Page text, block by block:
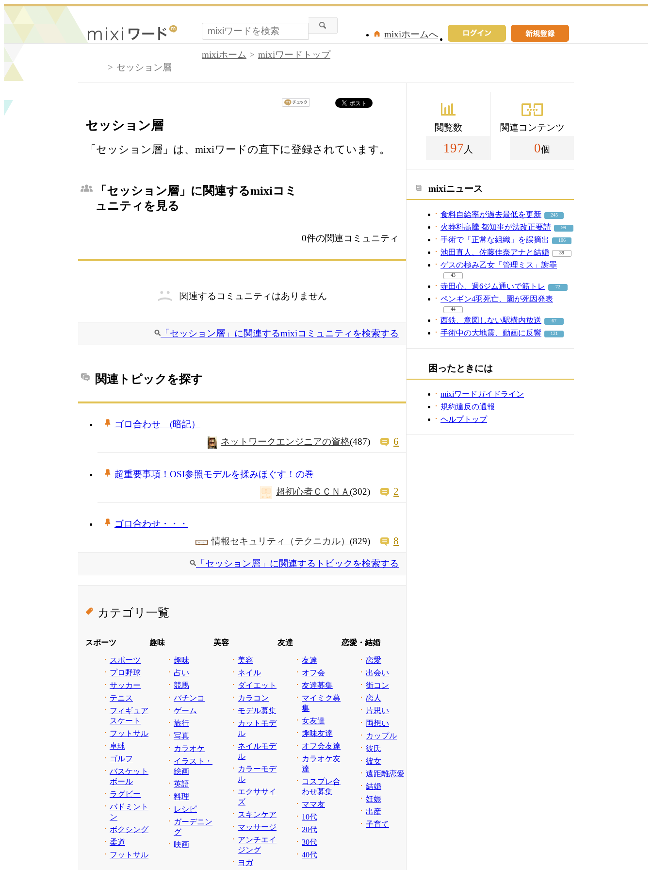
mixiホームへ
mixiホーム
mixiワードトップ
セッション層
セッション層
「セッション層」は、mixiワードの直下に登録されています。
「セッション層」に関連するmixiコミ
ュニティを見る
0件の関連コミュニティ
関連するコミュニティはありません
「セッション層」に関連するmixiコミュニティを検索する
関連トピックを探す
ゴロ合わせ (暗記）
ネットワークエンジニアの資格(487) 6
超重要事項！OSI参照モデルを揉みほぐす！の巻
超初心者ＣＣＮＡ(302) 2
ゴロ合わせ・・・
情報セキュリティ（テクニカル） (829) 8
「セッション層」に関連するトピックを検索する
カテゴリ一覧
スポーツ
スポーツ
プロ野球
サッカー
テニス
フィギュア
スケート
フットサル
卓球
ゴルフ
バスケット
ボール
ラグビー
バドミント
ン
ボクシング
柔道
フットサル
趣味
趣味
占い
競馬
パチンコ
ゲーム
旅行
写真
カラオケ
イラスト・
絵画
英語
料理
レシピ
ガーデニン
グ
映画
美容
美容
ネイル
ダイエット
カラコン
モデル募集
カットモデ
ル
ネイルモデ
ル
カラーモデ
ル
エクササイ
ズ
スキンケア
マッサージ
アンチエイ
ジング
ヨガ
友達
友達
オフ会
友達募集
マイミク募
集
女友達
趣味友達
オフ会友達
カラオケ友
達
コスプレ合
わせ募集
ママ友
10代
20代
30代
40代
恋愛・結婚
恋愛
出会い
街コン
恋人
片思い
両想い
カップル
彼氏
彼女
遠距離恋愛
結婚
妊娠
出産
子育て
閲覧数
197 人
関連コンテンツ
0個
mixiニュース
食料自給率が過去最低を更新 245
火葬料高騰 都知事が法改正要請 99
手術で「正常な組織」を誤摘出 106
池田直人、佐藤佳奈アナと結婚 39
ゲスの極み乙女「管理ミス」謝罪
43
寺田心、週6ジム通いで筋トレ 72
ペンギン4羽死亡、園が死因発表
44
西鉄、意図しない駅構内放送 67
手術中の大地震、動画に反響 121
困ったときには
mixiワードガイドライン
規約違反の通報
ヘルプトップ